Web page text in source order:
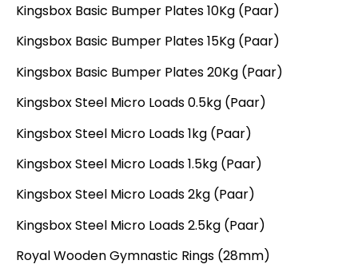
Kingsbox Basic Bumper Plates 10Kg (Paar)
Kingsbox Basic Bumper Plates 15Kg (Paar)
Kingsbox Basic Bumper Plates 20Kg (Paar)
Kingsbox Steel Micro Loads 0.5kg (Paar)
Kingsbox Steel Micro Loads 1kg (Paar)
Kingsbox Steel Micro Loads 1.5kg (Paar)
Kingsbox Steel Micro Loads 2kg (Paar)
Kingsbox Steel Micro Loads 2.5kg (Paar)
Royal Wooden Gymnastic Rings (28mm)